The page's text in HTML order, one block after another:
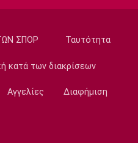
ο Οκόρο
ΣΠΟΡ Ταυτότητα
κατά των διακρίσεων
Αγγελίες Διαφήμιση